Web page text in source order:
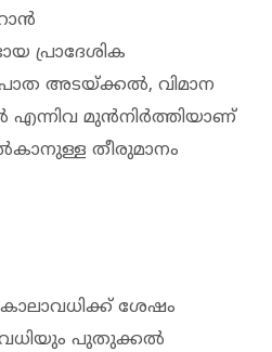
പ്രാദേശിക
അടയ്ക്കൽ, വിമാന
എന്നിവ മുൻനിർത്തിയാണ്
തീരുമാനം
ശേഷം
പുതുക്കൽ